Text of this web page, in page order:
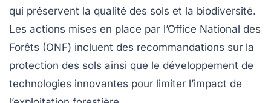
qui préservent la qualité des sols et la biodiversité.
Les actions mises en place par l’Office National des
Forêts (ONF) incluent des recommandations sur la
protection des sols ainsi que le développement de
technologies innovantes pour limiter l’impact de